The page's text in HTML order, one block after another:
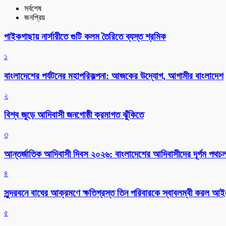
সর্বশেষ
জনপ্রিয়
পাইকগাছায় নার্সারীতে গুটি কলম তৈরিতে ব্যস্ত শ্রমিক
১
বাংলাদেশের পর্যটনের মহাপরিকল্পনা: আজকের উদ্যোগ, আগামীর বাংলাদেশ
২
বিশ্ব জুড়ে আদিবাসী জনগোষ্ঠী ক্রমাগত ঝুঁকিতে
৩
আন্তর্জাতিক আদিবাসী দিবস ২০২৬: বাংলাদেশের আদিবাসীদের দূর্গম
৪
সুন্দরবনে বাঘের আক্রমণে ক্ষতিগ্রস্ত তিন পরিবারকে স্বাবলম্বী করল
৫